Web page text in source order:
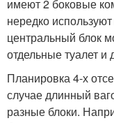
имеют 2 боковые
нередко
центральный блок
отдельные туалет
Планировка 4-х
случае длинный
разные блоки.